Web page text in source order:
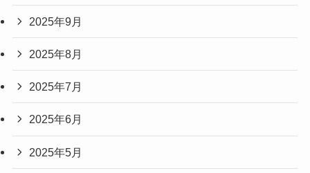
2025年9月
2025年8月
2025年7月
2025年6月
2025年5月